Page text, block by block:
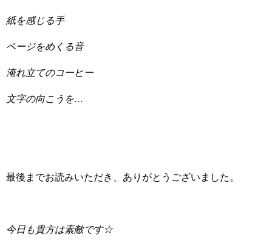
紙を感じる手
ページをめくる音
淹れ立てのコーヒー
文字の向こうを…
最後までお読みいただき、ありがとうございました。
今日も貴方は素敵です☆